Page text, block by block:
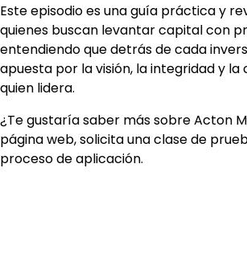
Este episodio es una guía práctica y
quienes buscan levantar capital con
entendiendo que detrás de cada
apuesta por la visión, la integridad y la
quien lidera.
¿Te gustaría saber más sobre Acton
página web, solicita una clase de
proceso de aplicación.